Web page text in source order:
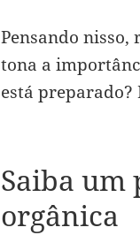
Pensando
tona a
está preparado?
Saiba um
orgânica